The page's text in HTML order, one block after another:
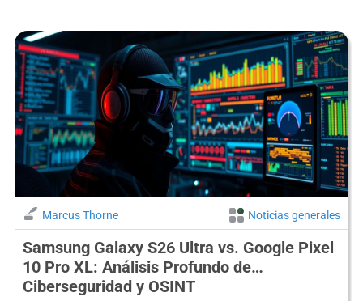
Marcus Thorne Noticias generales
Samsung Galaxy S26 Ultra vs. Google Pixel
10 Pro XL: Análisis Profundo de
Ciberseguridad y OSINT